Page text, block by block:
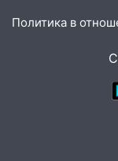
миллионов
На
Политика в